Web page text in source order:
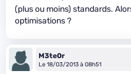
(plus ou moins) standards.
optimisations ?
M3te0r
Le 18/03/2013 à 08h51